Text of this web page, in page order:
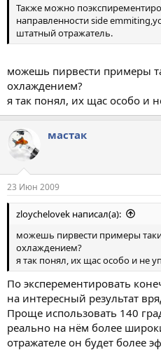
Также можно
направленности side
штатный отражатель.
можешь пирвести примеры
охлаждением?
я так понял, их щас особо и
мастак
23 Июн 2009
zloychelovek написал(а):
можешь пирвести примеры
охлаждением?
я так понял, их щас особо и не
По эксперементировать
на интересный результат
Проще использовать 140
реально на нём более
отражателе он будет более